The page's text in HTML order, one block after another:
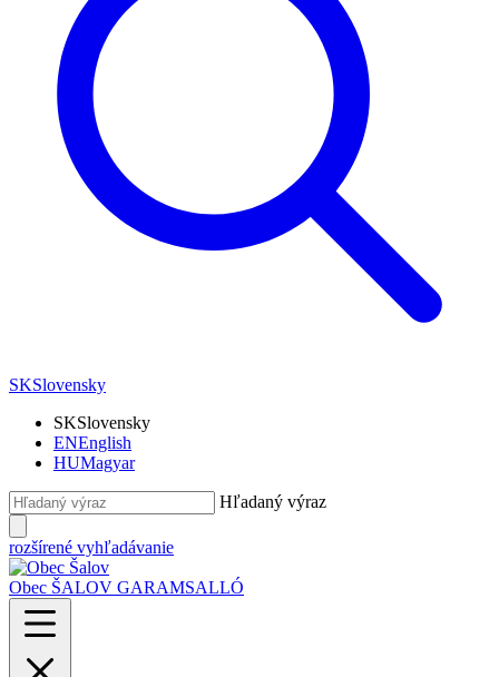
SKSlovensky
SKSlovensky
ENEnglish
HUMagyar
Hľadaný výraz
rozšírené vyhľadávanie
Obec ŠALOV GARAMSALLÓ